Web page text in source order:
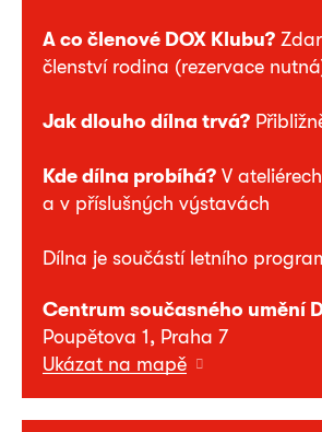
A co členové DOX Klubu?
členství rodina (rezervace
Jak dlouho dílna trvá?
Kde dílna probíhá? V
a v příslušných výstavách
Dílna je součástí letního
Centrum současného umění
Poupětova 1, Praha 7
Ukázat na mapě